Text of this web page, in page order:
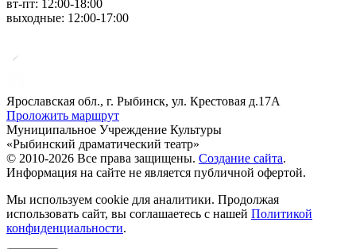
вт-пт: 12:00-18:00
выходные: 12:00-17:00
Ярославская обл., г. Рыбинск, ул. Крестовая д.17А
Проложить маршрут
Муниципальное Учреждение Культуры
«Рыбинский драматический театр»
© 2010-2026 Все права защищены. Создание сайта.
Информация на сайте не является публичной офертой.
Мы используем cookie для аналитики. Продолжая
использовать сайт, вы соглашаетесь с нашей Политикой
конфиденциальности.